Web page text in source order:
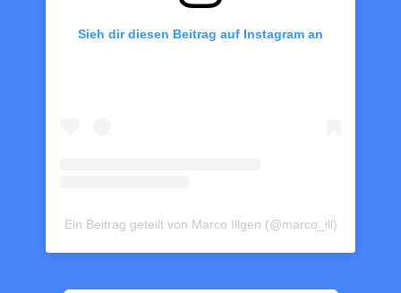
Sieh dir diesen Beitrag auf Instagram an
Ein Beitrag geteilt von Marco Illgen (@marco_ill)